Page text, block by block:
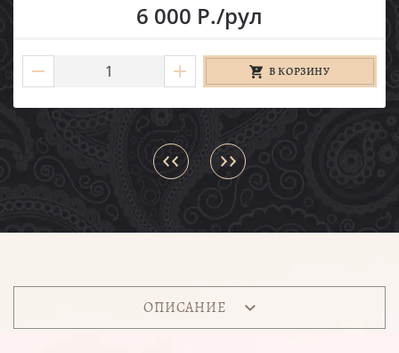
6 000 Р./рул
В КОРЗИНУ
ОПИСАНИЕ